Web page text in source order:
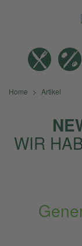
Home Artikel
WIR